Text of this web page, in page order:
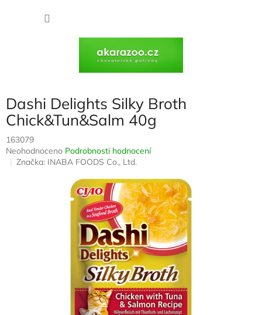
Dashi Delights Silky Broth
Chick&Tun&Salm 40g
163079
Průměrné
hodnocení
Neohodnoceno Podrobnosti hodnocení
Značka: INABA FOODS Co., Ltd.